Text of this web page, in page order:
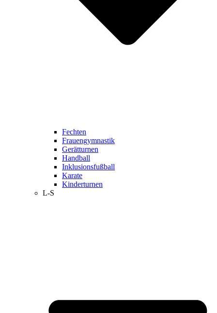
Fechten
Frauengymnastik
Gerätturnen
Handball
Inklusionsfußball
Karate
Kinderturnen
L-S